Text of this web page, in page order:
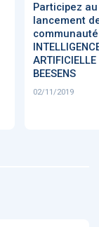
Participez au
lancement
communauté
BEESENS
02/11/2019